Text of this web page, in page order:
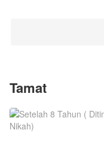
Tamat